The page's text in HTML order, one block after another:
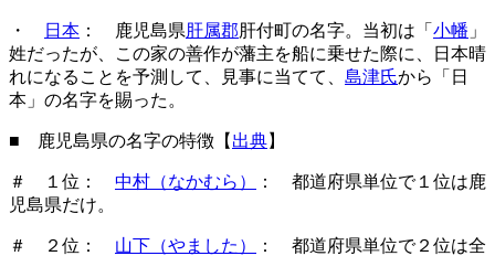
・ 日本 ： 鹿児島県肝属郡肝付町の名字。当初は「 小幡 」
姓だったが、この家の善作が藩主を船に乗せた際に、日本晴
れになることを予測して、見事に当てて、 島津氏から「日
本」の名字を賜った。
■ 鹿児島県の名字の特徴【 出典】
＃ １位： 中村（なかむら）
： 都道府県単位で１位は鹿
児島県だけ。
＃ ２位： 山下（やました）
： 都道府県単位で２位は全